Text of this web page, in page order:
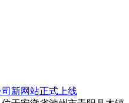
新网站正式上线